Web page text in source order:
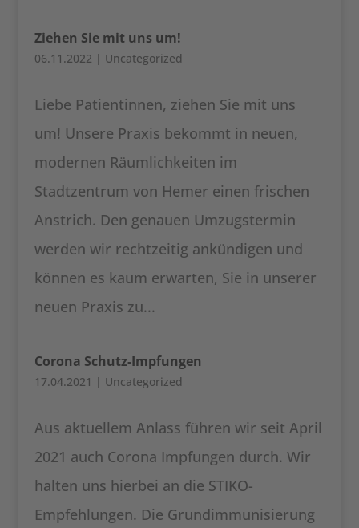
Ziehen Sie mit uns um!
06.11.2022 | Uncategorized
Liebe Patientinnen, ziehen Sie mit uns
um! Unsere Praxis bekommt in neuen,
modernen Räumlichkeiten im
Stadtzentrum von Hemer einen frischen
Anstrich. Den genauen Umzugstermin
werden wir rechtzeitig ankündigen und
können es kaum erwarten, Sie in unserer
neuen Praxis zu...
Corona Schutz-Impfungen
17.04.2021 | Uncategorized
Aus aktuellem Anlass führen wir seit April
2021 auch Corona Impfungen durch. Wir
halten uns hierbei an die STIKO-
Empfehlungen. Die Grundimmunisierung